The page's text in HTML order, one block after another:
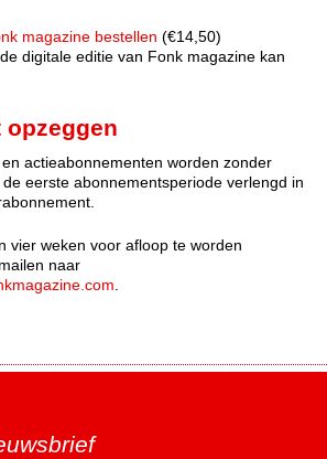
magazine bestellen (€14,50)
digitale editie van Fonk magazine kan
opzeggen
actieabonnementen worden zonder
eerste abonnementsperiode verlengd in
vier weken voor afloop te worden
naar